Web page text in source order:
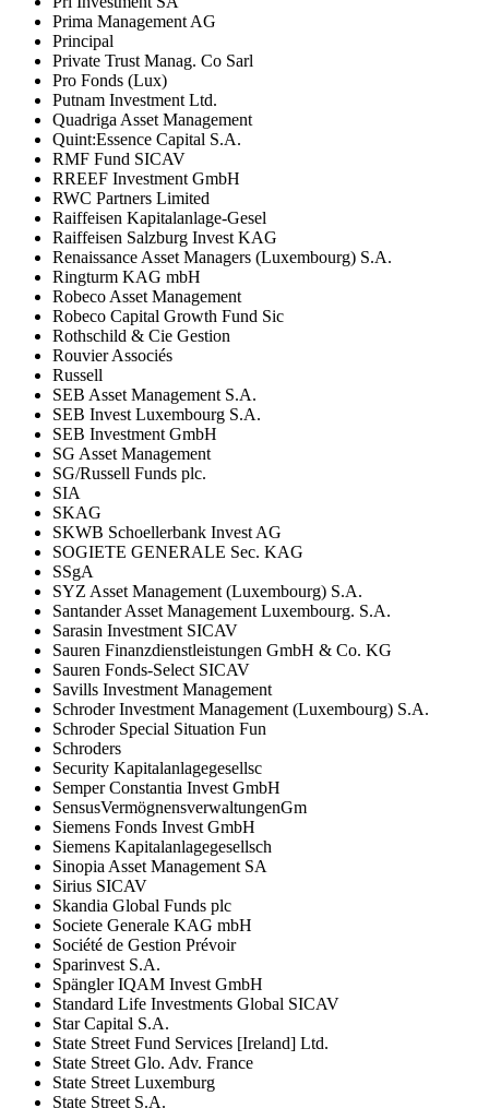
Prima Management AG
Principal
Private Trust Manag. Co Sarl
Pro Fonds (Lux)
Putnam Investment Ltd.
Quadriga Asset Management
Quint:Essence Capital S.A.
RMF Fund SICAV
RREEF Investment GmbH
RWC Partners Limited
Raiffeisen Kapitalanlage-Gesel
Raiffeisen Salzburg Invest KAG
Renaissance Asset Managers (Luxembourg) S.A.
Ringturm KAG mbH
Robeco Asset Management
Robeco Capital Growth Fund Sic
Rothschild & Cie Gestion
Rouvier Associés
Russell
SEB Asset Management S.A.
SEB Invest Luxembourg S.A.
SEB Investment GmbH
SG Asset Management
SG/Russell Funds plc.
SIA
SKAG
SKWB Schoellerbank Invest AG
SOGIETE GENERALE Sec. KAG
SSgA
SYZ Asset Management (Luxembourg) S.A.
Santander Asset Management Luxembourg. S.A.
Sarasin Investment SICAV
Sauren Finanzdienstleistungen GmbH & Co. KG
Sauren Fonds-Select SICAV
Savills Investment Management
Schroder Investment Management (Luxembourg) S.A.
Schroder Special Situation Fun
Schroders
Security Kapitalanlagegesellsc
Semper Constantia Invest GmbH
SensusVermögnensverwaltungenGm
Siemens Fonds Invest GmbH
Siemens Kapitalanlagegesellsch
Sinopia Asset Management SA
Sirius SICAV
Skandia Global Funds plc
Societe Generale KAG mbH
Société de Gestion Prévoir
Sparinvest S.A.
Spängler IQAM Invest GmbH
Standard Life Investments Global SICAV
Star Capital S.A.
State Street Fund Services [Ireland] Ltd.
State Street Glo. Adv. France
State Street Luxemburg
State Street S.A.